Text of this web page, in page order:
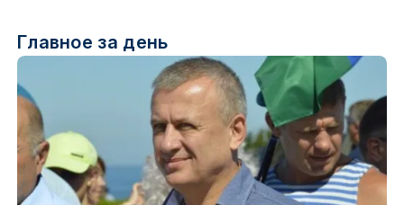
Главное за день